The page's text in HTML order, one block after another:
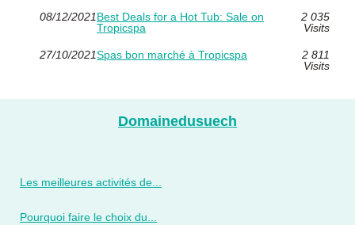
08/12/2021Best Deals for a Hot Tub: Sale on
Tropicspa
2 035
Visits
27/10/2021Spas bon marché à Tropicspa
2 811
Visits
Domainedusuech
Les meilleures activités de...
Pourquoi faire le choix du...